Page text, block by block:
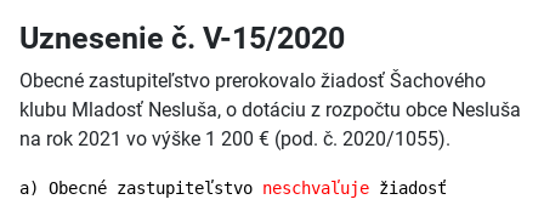
Uznesenie č. V-15/2020
Obecné zastupiteľstvo prerokovalo žiadosť Šachového
klubu Mladosť Nesluša, o dotáciu z rozpočtu obce Nesluša
na rok 2021 vo výške 1 200 € (pod. č. 2020/1055).
a) Obecné zastupiteľstvo neschvaľuje žiadosť